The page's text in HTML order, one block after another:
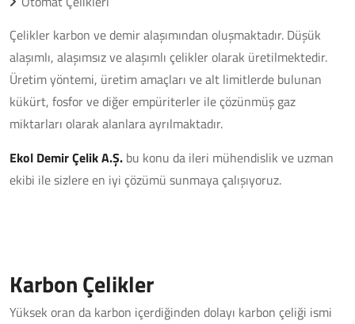
Çelikler karbon ve demir alaşımından oluşmaktadır. Düşük
alaşımlı, alaşımsız ve alaşımlı çelikler olarak üretilmektedir.
Üretim yöntemi, üretim amaçları ve alt limitlerde bulunan
kükürt, fosfor ve diğer empüriterler ile çözünmüş gaz
miktarları olarak alanlara ayrılmaktadır.
Ekol Demir Çelik A.Ş. bu konu da ileri mühendislik ve uzman
ekibi ile sizlere en iyi çözümü sunmaya çalışıyoruz.
Karbon Çelikler
Yüksek oran da karbon içerdiğinden dolayı karbon çeliği ismi